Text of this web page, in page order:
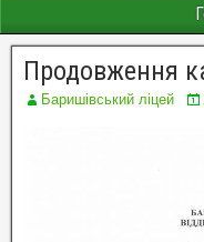
Продовження
Баришівський ліцей